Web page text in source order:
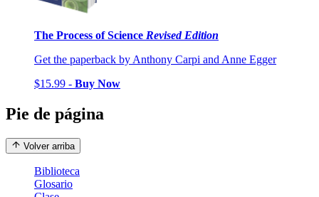
The Process of Science Revised Edition
Get the paperback by Anthony Carpi and Anne Egger
$15.99 - Buy Now
Pie de página
Volver arriba
Biblioteca
Glosario